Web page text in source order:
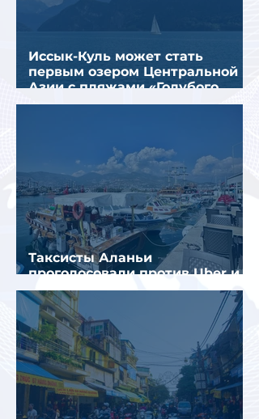
Иссык-Куль может стать
первым озером Центральной
Азии с пляжами «Голубого
флага»
Таксисты Аланьи
проголосовали против Uber и
Yandex Go